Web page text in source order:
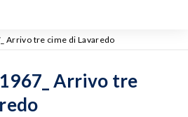
Arrivo tre cime di Lavaredo
Arrivo tre